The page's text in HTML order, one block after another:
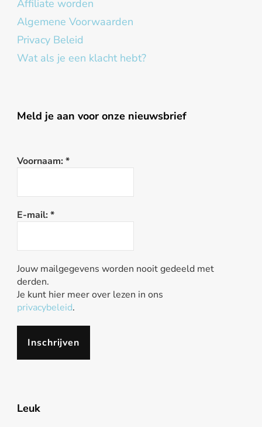
Affiliate worden
Algemene Voorwaarden
Privacy Beleid
Wat als je een klacht hebt?
Meld je aan voor onze nieuwsbrief
Voornaam: *
E-mail: *
Jouw mailgegevens worden nooit gedeeld met
derden.
Je kunt hier meer over lezen in ons
privacybeleid.
Leuk